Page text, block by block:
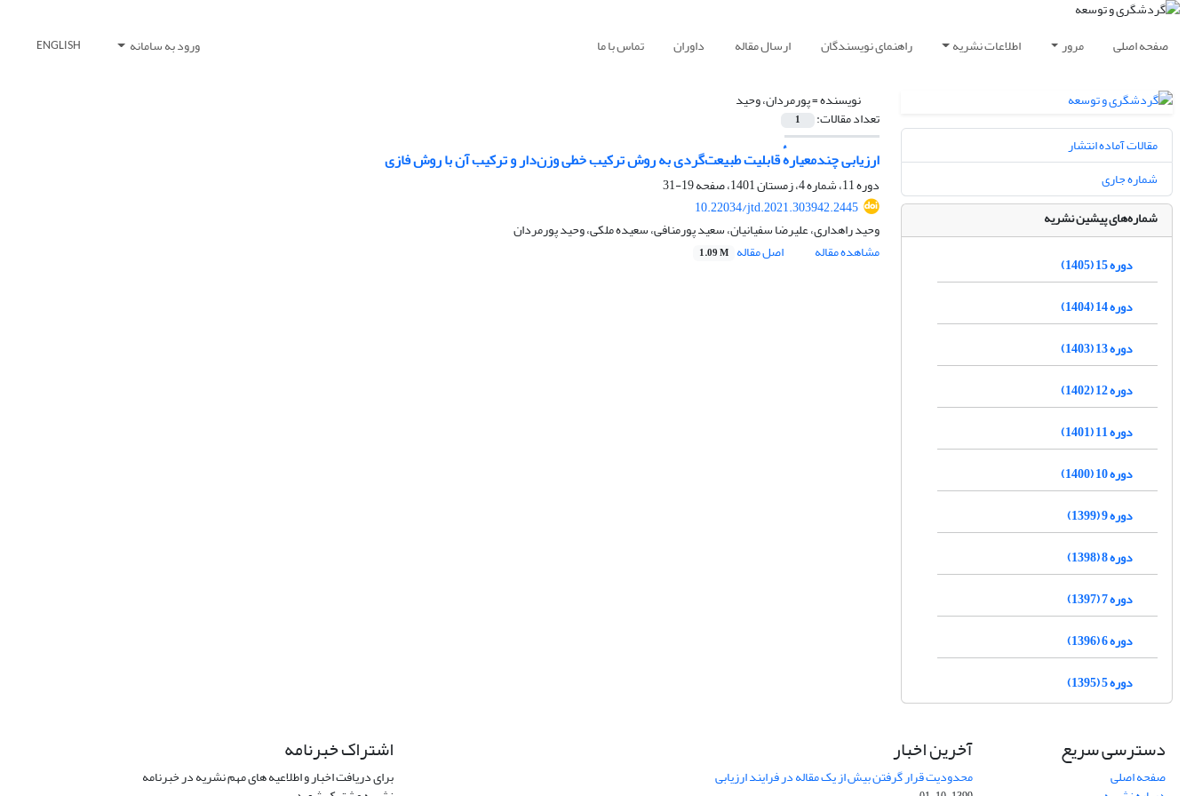
صفحه اصلی مرور اطلاعات نشریه راهنمای نویسندگان ارسال مقاله داوران تماس با ما ورود به سامانه ENGLISH
نویسنده =پورمردان، وحید
تعداد مقالات: 1
ارزیابی چندمعیارهٔ قابلیت طبیعت‌گردی به روش ترکیب خطی وزن‌دار و ترکیب آن با روش فازی
دوره 11، شماره 4، زمستان 1401، صفحه
19-31
10.22034/jtd.2021.303942.2445
وحید راهداری، علیرضا سفیانیان، سعید پورمنافی، سعیده ملکی، وحید پورمردان
مشاهده مقاله
اصل مقاله 1.09 M
مقالات آماده انتشار
شماره جاری
شماره‌های پیشین نشریه
دوره 15 (1405)
دوره 14 (1404)
دوره 13 (1403)
دوره 12 (1402)
دوره 11 (1401)
دوره 10 (1400)
دوره 9 (1399)
دوره 8 (1398)
دوره 7 (1397)
دوره 6 (1396)
دوره 5 (1395)
دسترسی سریع
صفحه اصلی
آخرین اخبار
محدودیت قرار گرفتن بیش از یک مقاله در فرایند ارزیابی
اشتراک خبرنامه
برای دریافت اخبار و اطلاعیه های مهم نشریه در خبرنامه